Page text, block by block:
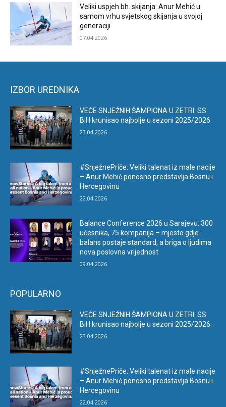
Veliki uspjeh bh. skijanja: Anur Mehić u
samom vrhu svjetskog skijanja u svojoj
generaciji
07.04.2026
IZBOR UREDNIKA
VEČE SNJEŽNIH ŠAMPIONA U ZETRI: SS
BiH krunisao najbolje u sezoni 2025/2026.
23.04.2026
#SnježnePriče: Veliki talenat iz male nacije
– Anur Mehić ponosno predstavlja Bosnu i
Hercegovinu
22.04.2026
Balance Conference 2026 u Sarajevu: 300
učesnika, 75 kompanija – mjesto gdje
balans postaje standard, a briga o ljudima
nova poslovna vrijednost
09.04.2026
POPULARNO
VEČE SNJEŽNIH ŠAMPIONA U ZETRI: SS
BiH krunisao najbolje u sezoni 2025/2026.
23.04.2026
#SnježnePriče: Veliki talenat iz male nacije
– Anur Mehić ponosno predstavlja Bosnu i
Hercegovinu
22.04.2026